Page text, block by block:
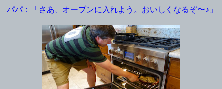
パパ：「さあ、オーブンに入れよう。おいしくなるぞ〜♪」